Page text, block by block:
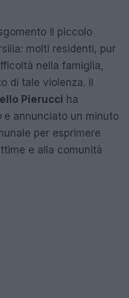
il piccolo
molti residenti, pur
nella famiglia,
di tale violenza. Il
Pierucci ha
e annunciato un minuto
per esprimere
e alla comunità